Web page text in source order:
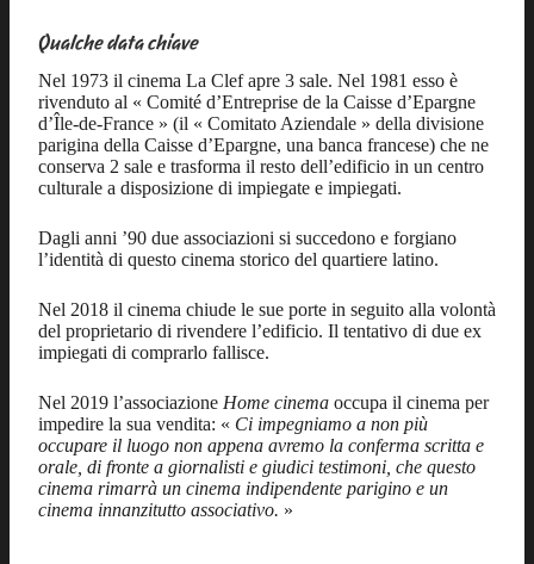
Qualche data chiave
Nel 1973 il cinema La Clef apre 3 sale. Nel 1981 esso è
rivenduto al « Comité d’Entreprise de la Caisse d’Epargne
d’Île-de-France » (il « Comitato Aziendale » della divisione
parigina della Caisse d’Epargne, una banca francese) che ne
conserva 2 sale e trasforma il resto dell’edificio in un centro
culturale a disposizione di impiegate e impiegati.
Dagli anni ’90 due associazioni si succedono e forgiano
l’identità di questo cinema storico del quartiere latino.
Nel 2018 il cinema chiude le sue porte in seguito alla volontà
del proprietario di rivendere l’edificio. Il tentativo di due ex
impiegati di comprarlo fallisce.
Nel 2019 l’associazione Home cinema occupa il cinema per
impedire la sua vendita: « Ci impegniamo a non più
occupare il luogo non appena avremo la conferma scritta e
orale, di fronte a giornalisti e giudici testimoni, che questo
cinema rimarrà un cinema indipendente parigino e un
cinema innanzitutto associativo. »